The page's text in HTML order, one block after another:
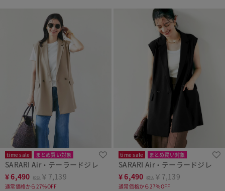
time sale
まとめ買い対象
洗濯機可
WEB・店舗限定
SARARI Air・テーラードジレ
¥6,490 税込 ￥7,139
通常価格から27%OFF
time sale
まとめ買い対象
洗濯機可
WEB・店舗限定
SARARI Air・テーラードジレ
¥6,490 税込 ￥7,139
通常価格から27%OFF